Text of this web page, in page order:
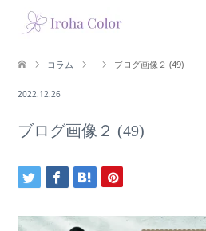
コラム ブログ画像２ (49)
2022.12.26
ブログ画像２ (49)